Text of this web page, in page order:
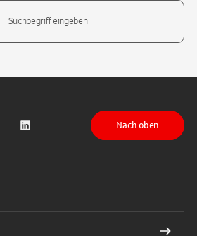
auf Instagram
auf TikTok
Sparkasse auf LinkedIn
Nach oben